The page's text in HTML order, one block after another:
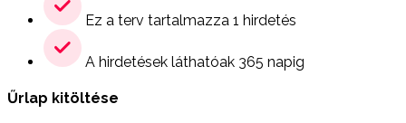
Ez a terv tartalmazza 1 hirdetés
A hirdetések láthatóak 365 napig
Űrlap kitöltése